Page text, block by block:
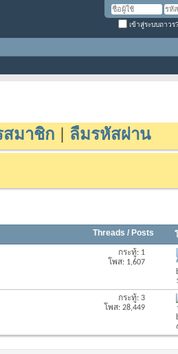
เข้าสู่ระบบถาวร?
มาชิก ลืมรหัสผ่าน
Threads / Posts
กระทู้: 1
โพส: 1,607
กระทู้: 3
โพส: 28,449